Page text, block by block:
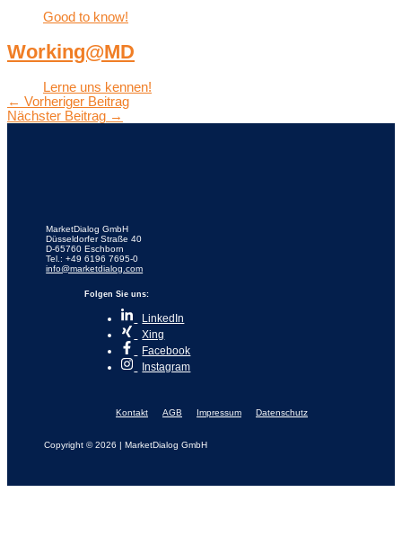
Good to know!
Working@MD
Lerne uns kennen!
← Vorheriger Beitrag
Nächster Beitrag →
MarketDialog GmbH
Düsseldorfer Straße 40
D-65760 Eschborn
Tel.: +49 6196 7695-0
info@marketdialog.com
Folgen Sie uns:
LinkedIn
Xing
Facebook
Instagram
Kontakt AGB Impressum Datenschutz
Copyright © 2026 | MarketDialog GmbH